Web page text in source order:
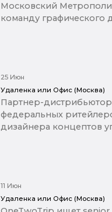
Московский
команду графического
25 Июн
Удаленка или Офис (Москва)
Партнер-дистрибьютор
федеральных
дизайнера концептов
11 Июн
Удаленка или Офис (Москва)